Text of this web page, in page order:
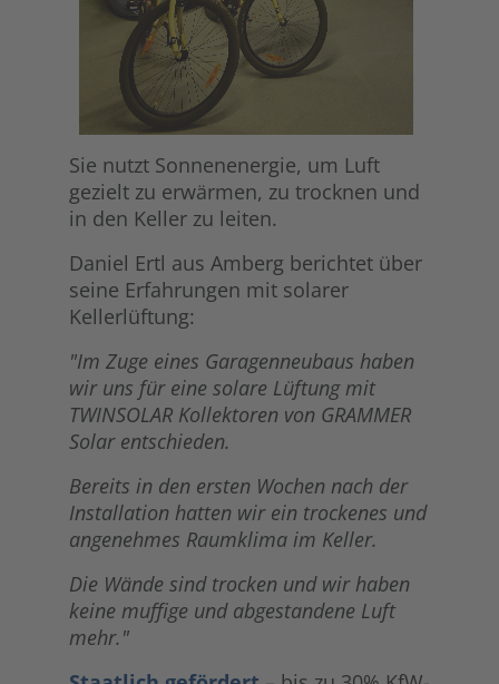
Sie nutzt Sonnenenergie, um Luft
gezielt zu erwärmen, zu trocknen und
in den Keller zu leiten.
Daniel Ertl aus Amberg berichtet über
seine Erfahrungen mit solarer
Kellerlüftung:
"Im Zuge eines Garagenneubaus haben
wir uns für eine solare Lüftung mit
TWINSOLAR Kollektoren von GRAMMER
Solar entschieden.
Bereits in den ersten Wochen nach der
Installation hatten wir ein trockenes und
angenehmes Raumklima im Keller.
Die Wände sind trocken und wir haben
keine muffige und abgestandene Luft
mehr."